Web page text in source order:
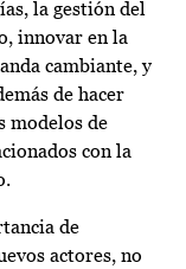
la gestión del
innovar en la
cambiante, y
de hacer
modelos de
con la
de
actores, no